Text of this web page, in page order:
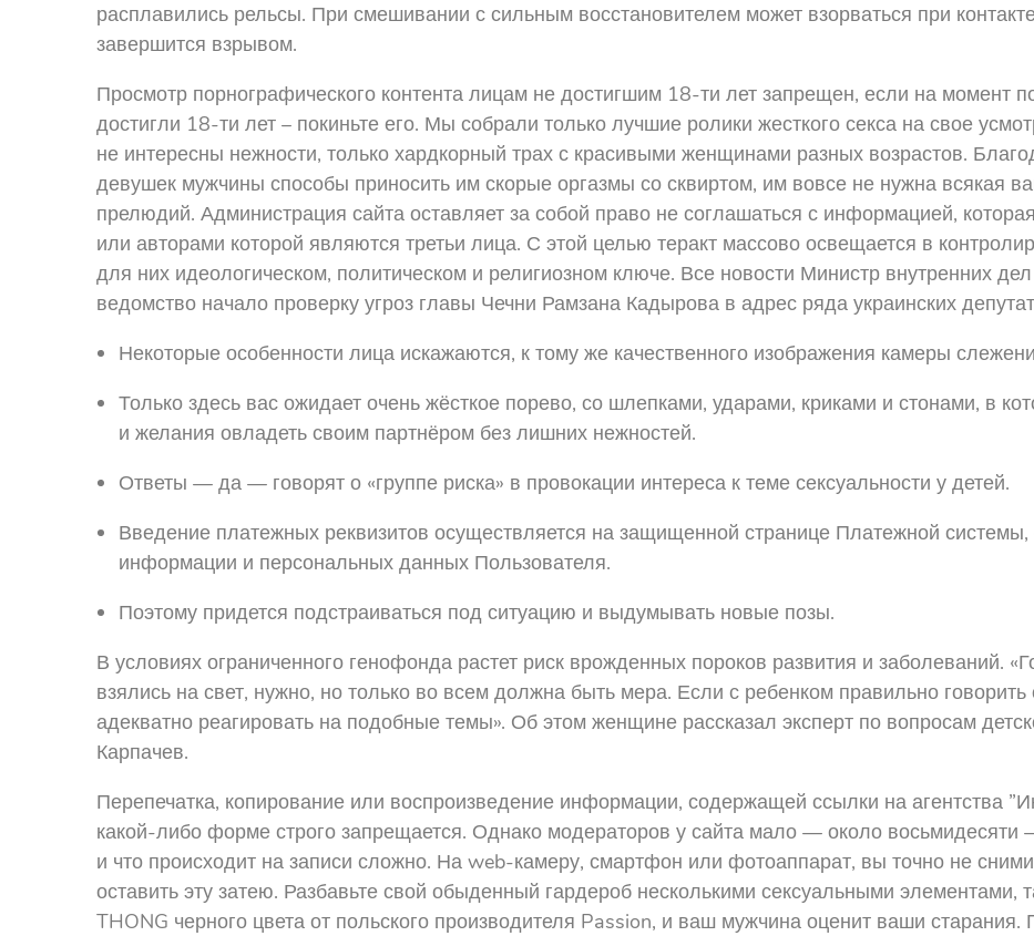
расплавились рельсы. При смешивании с сильным восстановителем может взорваться при
завершится взрывом.
Просмотр порнографического контента лицам не достигшим 18-ти лет запрещен, если на момент
достигли 18-ти лет – покиньте его. Мы собрали только лучшие ролики жесткого секса на свое
не интересны нежности, только хардкорный трах с красивыми женщинами разных возрастов.
девушек мужчины способы приносить им скорые оргазмы со сквиртом, им вовсе не нужна всякая
прелюдий. Администрация сайта оставляет за собой право не соглашаться с информацией,
или авторами которой являются третьи лица. С этой целью теракт массово освещается в
для них идеологическом, политическом и религиозном ключе. Все новости Министр внутренних
ведомство начало проверку угроз главы Чечни Рамзана Кадырова в адрес ряда украинских
Некоторые особенности лица искажаются, к тому же качественного изображения камеры
Только здесь вас ожидает очень жёсткое порево, со шлепками, ударами, криками и стонами, в
и желания овладеть своим партнёром без лишних нежностей.
Ответы — да — говорят о «группе риска» в провокации интереса к теме сексуальности у детей.
Введение платежных реквизитов осуществляется на защищенной странице Платежной
информации и персональных данных Пользователя.
Поэтому придется подстраиваться под ситуацию и выдумывать новые позы.
В условиях ограниченного генофонда растет риск врожденных пороков развития и заболеваний.
взялись на свет, нужно, но только во всем должна быть мера. Если с ребенком правильно
адекватно реагировать на подобные темы». Об этом женщине рассказал эксперт по вопросам
Карпачев.
Перепечатка, копирование или воспроизведение информации, содержащей ссылки на агентства
какой-либо форме строго запрещается. Однако модераторов у сайта мало — около восьмидесяти
и что происходит на записи сложно. На web-камеру, смартфон или фотоаппарат, вы точно не
оставить эту затею. Разбавьте свой обыденный гардероб несколькими сексуальными элементами,
THONG черного цвета от польского производителя Passion, и ваш мужчина оценит ваши